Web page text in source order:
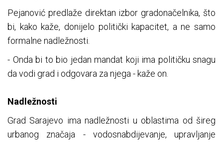
Pejanović predlaže direktan izbor gradonačelnika, što
bi, kako kaže, donijelo politički kapacitet, a ne samo
formalne nadležnosti.
- Onda bi to bio jedan mandat koji ima političku snagu
da vodi grad i odgovara za njega - kaže on.
Nadležnosti
Grad Sarajevo ima nadležnosti u oblastima od šireg
urbanog značaja - vodosnabdijevanje, upravljanje